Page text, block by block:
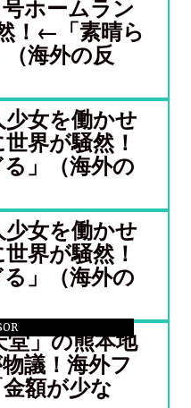
ホームラン
！←「素晴ら
海外の反
女を働かせ
界が騒然！
」（海外の
女を働かせ
界が騒然！
」（海外の
堂」の熊本地
議！海外フ
額が少な